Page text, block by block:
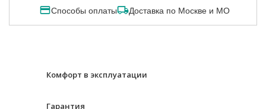
Способы оплаты Доставка по Москве и МО
Комфорт в эксплуатации
Гарантия